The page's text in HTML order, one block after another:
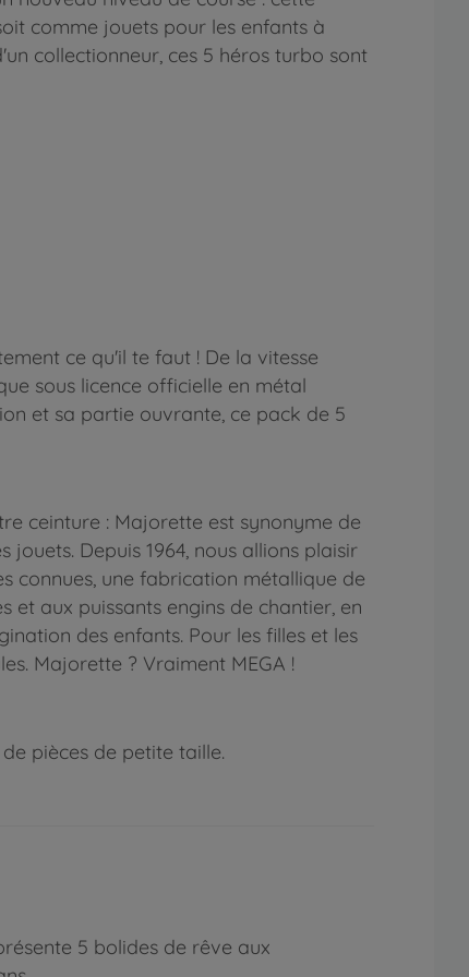
comme jouets pour les enfants à
collectionneur, ces 5 héros turbo sont
ce qu'il te faut ! De la vitesse
sous licence officielle en métal
et sa partie ouvrante, ce pack de 5
ceinture : Majorette est synonyme de
Depuis 1964, nous allions plaisir
connues, une fabrication métallique de
aux puissants engins de chantier, en
des enfants. Pour les filles et les
Majorette ? Vraiment MEGA !
pièces de petite taille.
5 bolides de rêve aux